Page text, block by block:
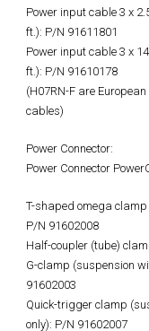
Power input cable 3 x
ft.): P/N 91611801
Power input cable 3 x
ft.): P/N 91610178
(H07RN-F are
cables)
Power Connector:
Power Connector
T-shaped omega
P/N 91602008
Half-coupler (tube)
G-clamp (suspension
91602003
Quick-trigger clamp
only): P/N 91602007